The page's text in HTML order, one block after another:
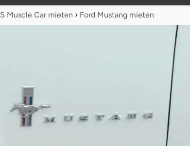
Muscle Car mieten › Ford Mustang mieten